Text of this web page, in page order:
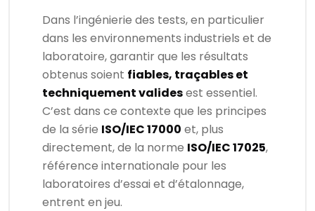
Dans l’ingénierie des tests, en particulier
dans les environnements industriels et de
laboratoire, garantir que les résultats
obtenus soient fiables, traçables et
techniquement validesest essentiel.
C’est dans ce contexte que les principes
de la série ISO/IEC 17000 et, plus
directement, de la norme ISO/IEC 17025,
référence internationale pour les
laboratoires d’essai et d’étalonnage,
entrent en jeu.